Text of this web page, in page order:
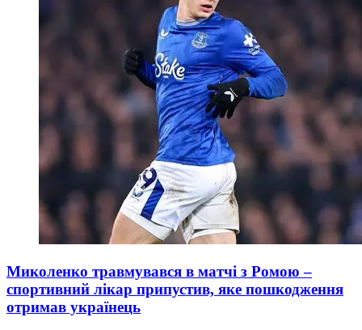
Миколенко травмувався в матчі з Ромою –
спортивний лікар припустив, яке пошкодження
отримав українець